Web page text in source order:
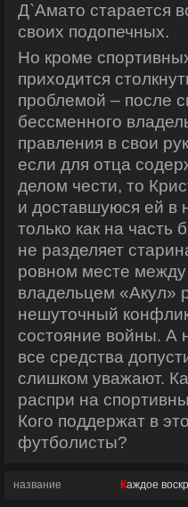
Д`Амато старается
своих подопечных.
Но кроме
приходится
проблемой – после
бессменного
правления в свои
если для отца
делом чести, то
и доставшуюся ей в
только как на часть
не разделяет
ровном месте
владельцем «Акул»
нешуточный
состояние войны. А
все средства
слишком уважают.
распри на
Кого поддержат в
футболисты?
название Каждое